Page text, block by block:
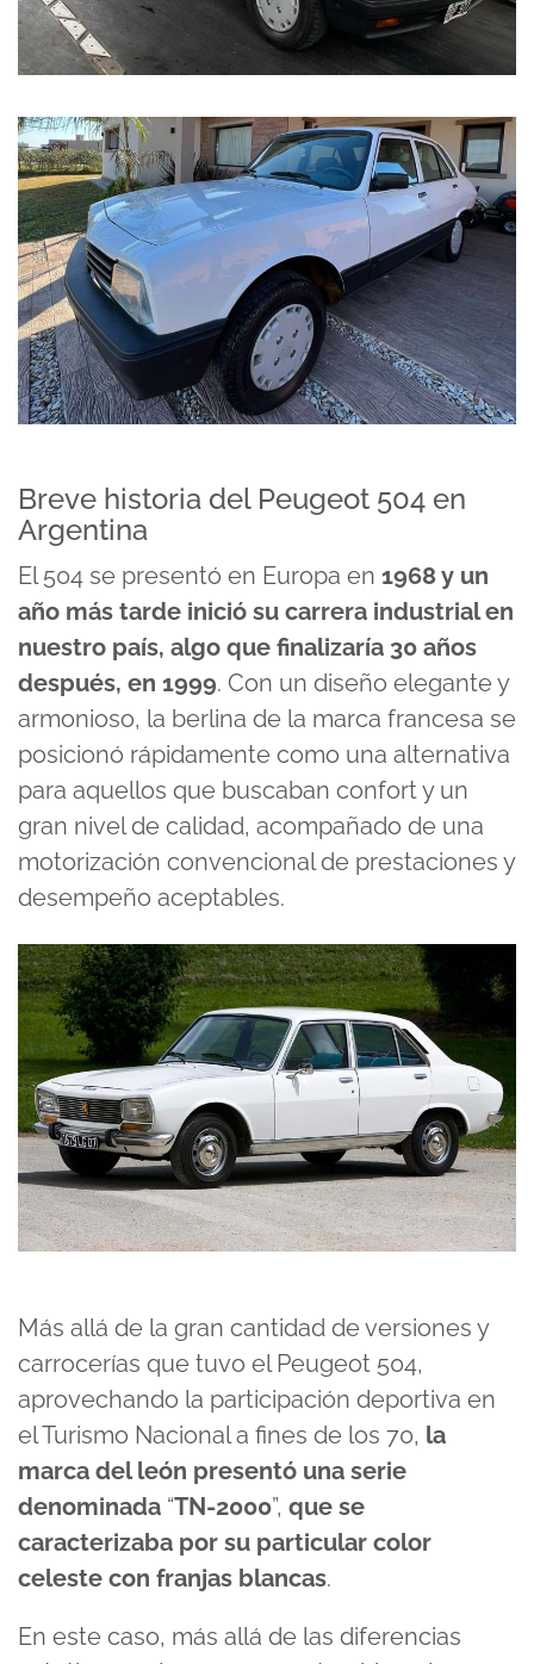
Breve historia del Peugeot 504 en
Argentina
El 504 se presentó en Europa en 1968 y un
año más tarde inició su carrera industrial en
nuestro país, algo que finalizaría 30 años
después, en 1999. Con un diseño elegante y
armonioso, la berlina de la marca francesa se
posicionó rápidamente como una alternativa
para aquellos que buscaban confort y un
gran nivel de calidad, acompañado de una
motorización convencional de prestaciones y
desempeño aceptables.
Más allá de la gran cantidad de versiones y
carrocerías que tuvo el Peugeot 504,
aprovechando la participación deportiva en
el Turismo Nacional a fines de los 70, la
marca del león presentó una serie
denominada “TN-2000”, que se
caracterizaba por su particular color
celeste con franjas blancas.
En este caso, más allá de las diferencias